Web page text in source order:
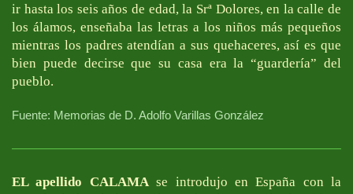
ir hasta los seis años de edad, la Srª Dolores, en la calle de
los álamos, enseñaba las letras a los niños más pequeños
mientras los padres atendían a sus quehaceres, así es que
bien puede decirse que su casa era la “guardería” del
pueblo.
Fuente: Memorias de D. Adolfo Varillas González
EL apellido CALAMA se introdujo en España con la